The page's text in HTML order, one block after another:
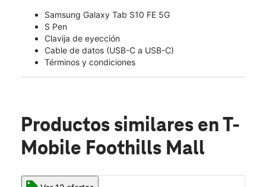
Samsung Galaxy Tab S10 FE 5G
S Pen
Clavija de eyección
Cable de datos (USB-C a USB-C)
Términos y condiciones
Productos similares en T-
Mobile Foothills Mall